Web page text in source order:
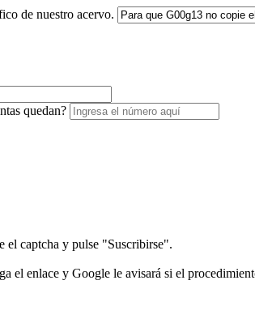
de nuestro acervo.
quedan?
el captcha y pulse "Suscribirse".
el enlace y Google le avisará si el